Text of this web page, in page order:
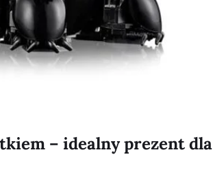
– idealny prezent dla